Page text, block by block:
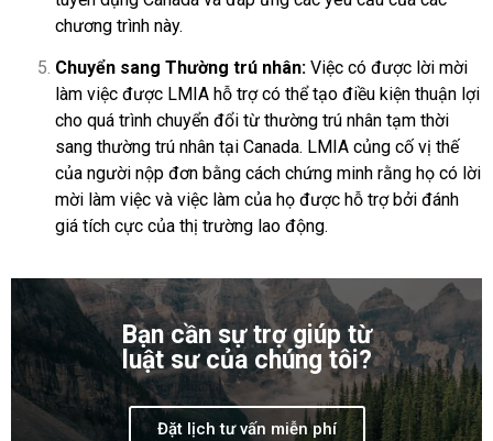
chương trình này.
Chuyển sang Thường trú nhân: Việc có được lời mời
làm việc được LMIA hỗ trợ có thể tạo điều kiện thuận lợi
cho quá trình chuyển đổi từ thường trú nhân tạm thời
sang thường trú nhân tại Canada. LMIA củng cố vị thế
của người nộp đơn bằng cách chứng minh rằng họ có lời
mời làm việc và việc làm của họ được hỗ trợ bởi đánh
giá tích cực của thị trường lao động.
Bạn cần sự trợ giúp từ
luật sư của chúng tôi?
Đặt lịch tư vấn miễn phí